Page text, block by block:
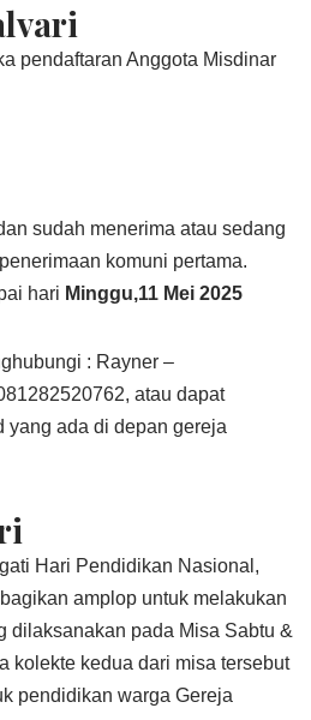
pendaftaran Anggota Misdinar
sudah menerima atau sedang
komuni pertama.
hari Minggu,11 Mei 2025
: Rayner –
atau dapat
yang ada di depan gereja
Hari Pendidikan Nasional,
amplop untuk melakukan
dilaksanakan pada Misa Sabtu &
kolekte kedua dari misa tersebut
pendidikan warga Gereja